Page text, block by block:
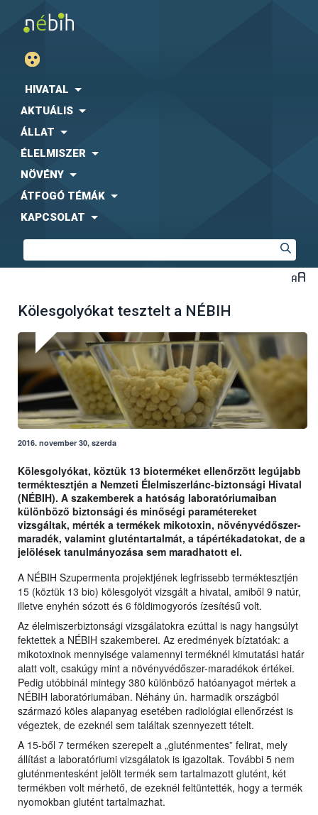
HIVATAL
AKTUÁLIS
ÁLLAT
ÉLELMISZER
NÖVÉNY
ÁTFOGÓ TÉMÁK
KAPCSOLAT
Kölesgolyókat tesztelt a NÉBIH
2016. november 30, szerda
Kölesgolyókat, köztük 13 bioterméket ellenőrzött legújabb
terméktesztjén a Nemzeti Élelmiszerlánc-biztonsági Hivatal
(NÉBIH). A szakemberek a hatóság laboratóriumaiban
különböző biztonsági és minőségi paramétereket
vizsgáltak, mérték a termékek mikotoxin, növényvédőszer-
maradék, valamint gluténtartalmát, a tápértékadatokat, de a
jelölések tanulmányozása sem maradhatott el.
A NÉBIH Szupermenta projektjének legfrissebb terméktesztjén
15 (köztük 13 bio) kölesgolyót vizsgált a hivatal, amiből 9 natúr,
illetve enyhén sózott és 6 földimogyorós ízesítésű volt.
Az élelmiszerbiztonsági vizsgálatokra ezúttal is nagy hangsúlyt
fektettek a NÉBIH szakemberei. Az eredmények bíztatóak: a
mikotoxinok mennyisége valamennyi terméknél kimutatási határ
alatt volt, csakúgy mint a növényvédőszer-maradékok értékei.
Pedig utóbbinál mintegy 380 különböző hatóanyagot mértek a
NÉBIH laboratóriumában. Néhány ún. harmadik országból
származó köles alapanyag esetében radiológiai ellenőrzést is
végeztek, de ezeknél sem találtak szennyezett tételt.
A 15-ből 7 terméken szerepelt a „gluténmentes” felirat, mely
állítást a laboratóriumi vizsgálatok is igazoltak. További 5 nem
gluténmentesként jelölt termék sem tartalmazott glutént, két
termékben volt mérhető, de ezeknél feltüntették, hogy a termék
nyomokban glutént tartalmazhat.